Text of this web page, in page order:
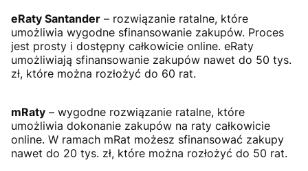
eRaty Santander – rozwiązanie ratalne, które
umożliwia wygodne sfinansowanie zakupów. Proces
jest prosty i dostępny całkowicie online. eRaty
umożliwiają sfinansowanie zakupów nawet do 50 tys.
zł, które można rozłożyć do 60 rat.
mRaty – wygodne rozwiązanie ratalne, które
umożliwia dokonanie zakupów na raty całkowicie
online. W ramach mRat możesz sfinansować zakupy
nawet do 20 tys. zł, które można rozłożyć do 50 rat.